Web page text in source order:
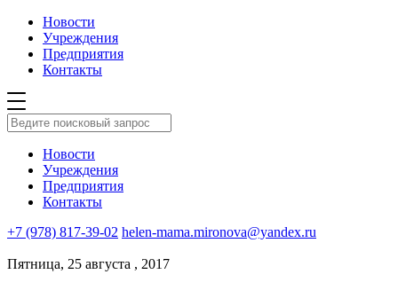
Новости
Учреждения
Предприятия
Контакты
Новости
Учреждения
Предприятия
Контакты
+7 (978) 817-39-02 helen-mama.mironova@yandex.ru
Пятница, 25 августа , 2017